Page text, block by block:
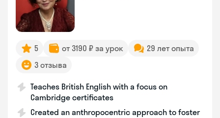
5 от 3190 ₽ за урок
29 лет опыта
3 отзыва
Teaches British English with a focus on
Cambridge certificates
Created an anthropocentric approach to foster